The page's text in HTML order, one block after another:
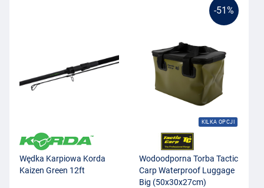
Wędka Karpiowa Korda
Kaizen Green 12ft
-51%
KILKA OPCJI
Wodoodporna Torba Tactic
Carp Waterproof Luggage
Big (50x30x27cm)